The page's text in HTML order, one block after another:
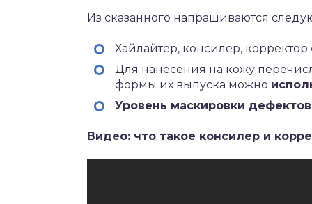
Из сказанного напрашиваются
Хайлайтер, консилер, корректор
Для нанесения на кожу
формы их выпуска можно
Уровень маскировки дефектов
Видео: что такое консилер и